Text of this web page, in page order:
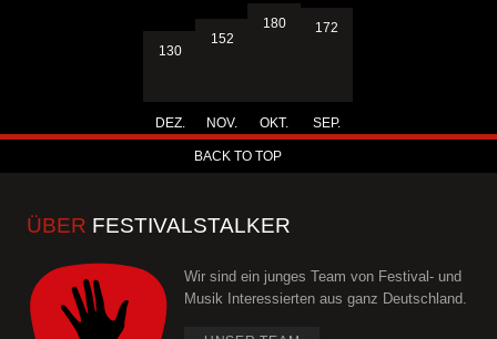
130
DEZ.
152
NOV.
180
OKT.
172
SEP.
BACK TO TOP
ÜBER FESTIVALSTALKER
Wir sind ein junges Team von Festival- und
Musik Interessierten aus ganz Deutschland.